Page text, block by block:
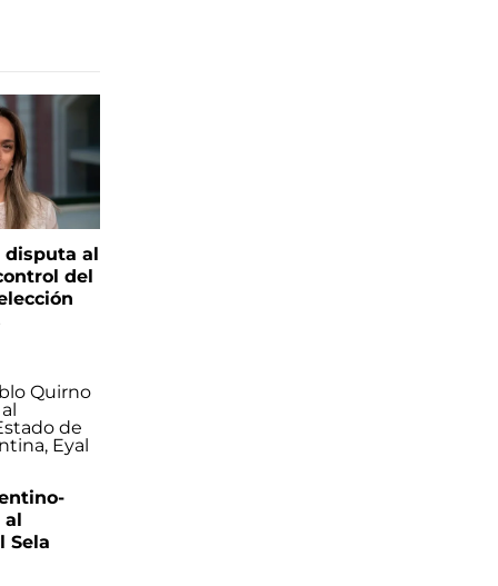
disputa al
del
al
Sela